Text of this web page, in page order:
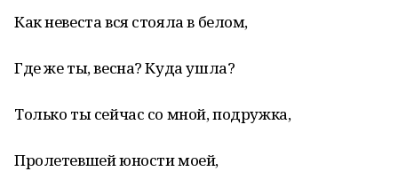
Как невеста вся стояла в белом,
Где же ты, весна? Куда ушла?
Только ты сейчас со мной, подружка,
Пролетевшей юности моей,